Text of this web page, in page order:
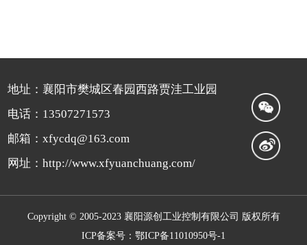
地址：襄阳市樊城区春园西路贾洼工业园
电话：13507271573
邮箱：xfycdq@163.com
网址：http://www.xfyuanchuang.com/
Copyright © 2005-2023 襄阳源创工业控制有限公司 版权所有
ICP备案号：鄂ICP备11010950号-1